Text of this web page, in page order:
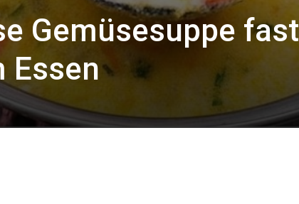
Gemüsesuppe fast
Essen